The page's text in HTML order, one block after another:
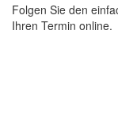
Folgen Sie den
Ihren Termin online.